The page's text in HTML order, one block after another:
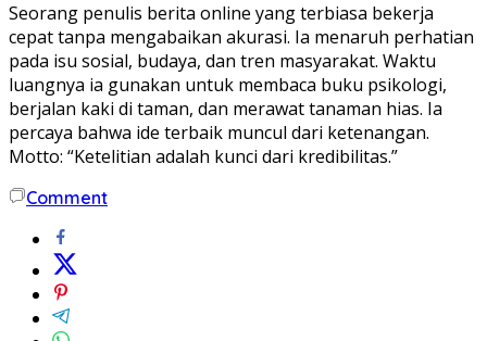
Seorang penulis berita online yang terbiasa bekerja
cepat tanpa mengabaikan akurasi. Ia menaruh perhatian
pada isu sosial, budaya, dan tren masyarakat. Waktu
luangnya ia gunakan untuk membaca buku psikologi,
berjalan kaki di taman, dan merawat tanaman hias. Ia
percaya bahwa ide terbaik muncul dari ketenangan.
Motto: “Ketelitian adalah kunci dari kredibilitas.”
Comment